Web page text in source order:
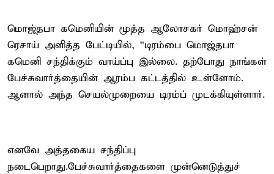
மொஜ்தபா கமெனியின் மூத்த ஆலோசகர் மொஹ்சன்
ரெசாய் அளித்த பேட்டியில், “டிரம்பை மொஜ்தபா
கமெனி சந்திக்கும் வாய்ப்பு இல்லை. தற்போது நாங்கள்
பேச்சுவார்த்தையின் ஆரம்ப கட்டத்தில் உள்ளோம்.
ஆனால் அந்த செயல்முறையை டிரம்ப் முடக்கியுள்ளார்.
எனவே அத்தகைய சந்திப்பு
நடைபெறாது.பேச்சுவார்த்தைகளை முன்னெடுத்துச்